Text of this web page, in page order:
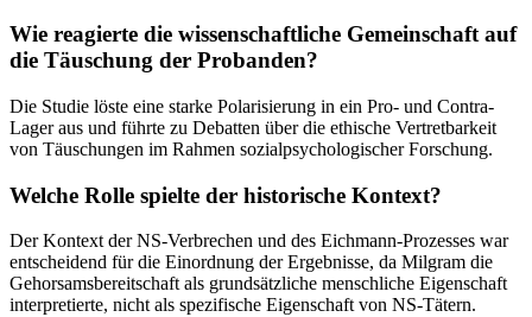
Wie reagierte die wissenschaftliche Gemeinschaft auf
die Täuschung der Probanden?
Die Studie löste eine starke Polarisierung in ein Pro- und Contra-
Lager aus und führte zu Debatten über die ethische Vertretbarkeit
von Täuschungen im Rahmen sozialpsychologischer Forschung.
Welche Rolle spielte der historische Kontext?
Der Kontext der NS-Verbrechen und des Eichmann-Prozesses war
entscheidend für die Einordnung der Ergebnisse, da Milgram die
Gehorsamsbereitschaft als grundsätzliche menschliche Eigenschaft
interpretierte, nicht als spezifische Eigenschaft von NS-Tätern.